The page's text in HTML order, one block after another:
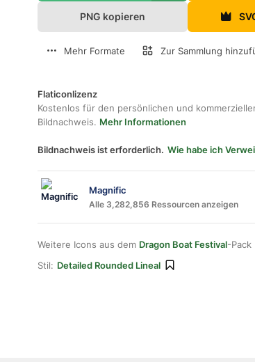
PNG kopieren
Mehr Formate Zur Sammlung
Flaticonlizenz
Kostenlos für den persönlichen und
Bildnachweis. Mehr Informationen
Bildnachweis ist erforderlich. Wie habe ich
Magnific
Alle 3,282,856 Ressourcen anzeigen
Weitere Icons aus dem Dragon Boat Festival-Pack
Stil: Detailed Rounded Lineal